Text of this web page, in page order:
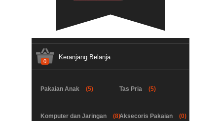
Keranjang Belanja
0
Pakaian Anak (5) Tas Pria (5)
Komputer dan Jaringan (8)Aksecoris Pakaian (0)